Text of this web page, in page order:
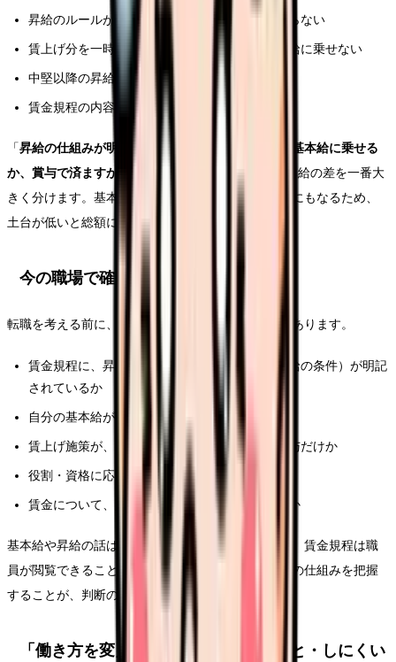
昇給のルールが不透明で、毎年の昇給額が分からない
賃上げ分を一時金（賞与）だけで吸収し、基本給に乗せない
中堅以降の昇給がほぼ止まる
賃金規程の内容が職員に共有されない
「 昇給の仕組みが明文化されているか
賃上げを基本給に乗せる
か、賞与で済ますか
」――この2点が、長期的な基本給の差を一番大
きく分けます。基本給は、賞与や手当の計算の土台にもなるため、
土台が低いと総額にも効いてきます。
今の職場で確認できること
転職を考える前に、いまの職場で確認できることがあります。
賃金規程に、昇給のルール（毎年の昇給額・昇給の条件）が明記
されているか
自分の基本給が、経験年数に対してどの水準か
賃上げ施策が、基本給に反映されているか、賞与だけか
役割・資格に応じた手当や等級制度があるか
賃金について、人事・労務に質問できる雰囲気か
基本給や昇給の話は、遠慮なく確認して構いません。賃金規程は職
員が閲覧できることが原則です。まずは自分の昇給の仕組みを把握
することが、判断の出発点になります。
「働き方を変える」で解決しやすいこと・しにくい